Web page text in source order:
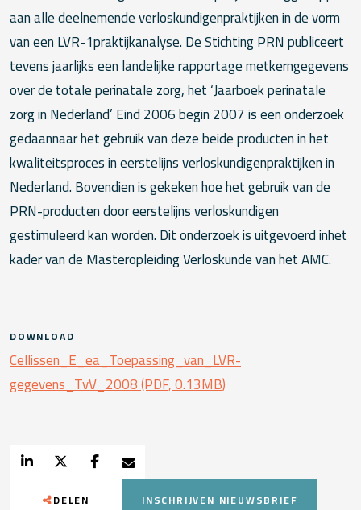
aan alle deelnemende verloskundigenpraktijken in de vorm
van een LVR-1praktijkanalyse. De Stichting PRN publiceert
tevens jaarlijks een landelijke rapportage metkerngegevens
over de totale perinatale zorg, het ‘Jaarboek perinatale
zorg in Nederland’ Eind 2006 begin 2007 is een onderzoek
gedaannaar het gebruik van deze beide producten in het
kwaliteitsproces in eerstelijns verloskundigenpraktijken in
Nederland. Bovendien is gekeken hoe het gebruik van de
PRN-producten door eerstelijns verloskundigen
gestimuleerd kan worden. Dit onderzoek is uitgevoerd inhet
kader van de Masteropleiding Verloskunde van het AMC.
DOWNLOAD
Cellissen_E_ea_Toepassing_van_LVR-
gegevens_TvV_2008 (PDF, 0.13MB)
DELEN INSCHRIJVEN NIEUWSBRIEF